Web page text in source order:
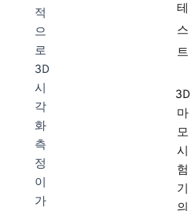
적
으
로
3D
시
각
화
측
정
이
가
테
스
트
3D
마
모
시
험
기
의